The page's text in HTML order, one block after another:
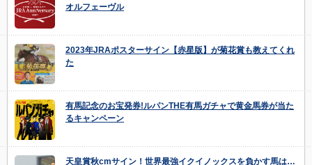
オルフェーヴル
2023年JRAポスターサイン【赤星版】が菊花賞も教えてくれ
た
有馬記念のお宝発券!ルパンTHE有馬ガチャで黄金馬券が当た
るキャンペーン
天皇賞秋cmサイン！世界最強イクイノックスを負かす馬は…